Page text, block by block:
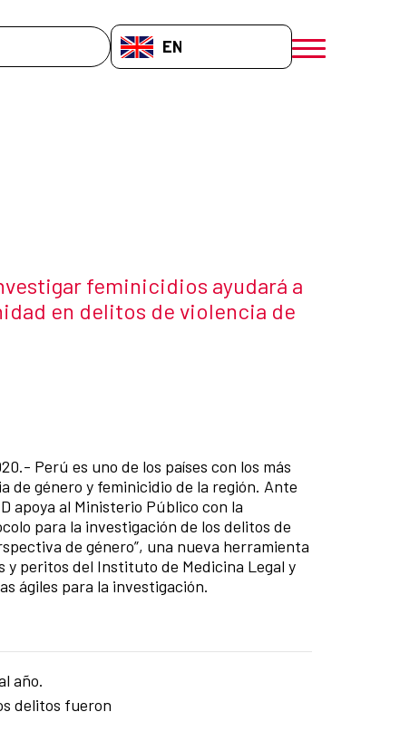
EN-GB
menú móvil
feminicidios ayudará a
en delitos de violencia de
news item
Perú es uno de los países con los más
de género y feminicidio de la región. Ante
apoya al Ministerio Público con la
para la investigación de los delitos de
de género”, una nueva herramienta
y peritos del Instituto de Medicina Legal y
ágiles para la investigación.
año.
delitos fueron